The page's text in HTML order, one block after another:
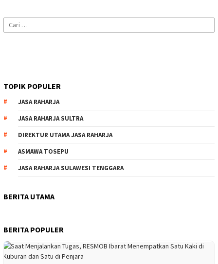
Cari
untuk:
TOPIK POPULER
JASA RAHARJA
JASA RAHARJA SULTRA
DIREKTUR UTAMA JASA RAHARJA
ASMAWA TOSEPU
JASA RAHARJA SULAWESI TENGGARA
BERITA UTAMA
BERITA POPULER